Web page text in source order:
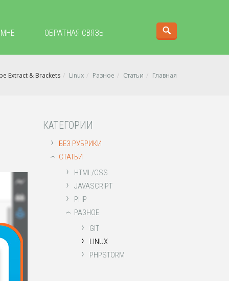
ОБРАТНАЯ СВЯЗЬ
Extract & Brackets Linux Разное Статьи Главная
КАТЕГОРИИ
› БЕЗ РУБРИКИ
› СТАТЬИ
› HTML/CSS
› JAVASCRIPT
› PHP
› РАЗНОЕ
› GIT
› LINUX
› PHPSTORM